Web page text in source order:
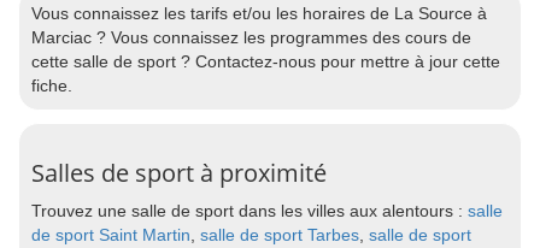
Vous connaissez les tarifs et/ou les horaires de La Source à
Marciac ? Vous connaissez les programmes des cours de
cette salle de sport ? Contactez-nous pour mettre à jour cette
fiche.
Salles de sport à proximité
Trouvez une salle de sport dans les villes aux alentours : salle
de sport Saint Martin salle de sport Tarbes salle de sport